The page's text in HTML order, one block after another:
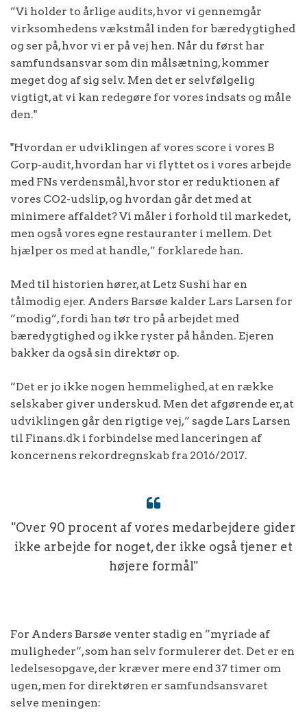
”Vi holder to årlige audits, hvor vi gennemgår
virksomhedens vækstmål inden for bæredygtighed
og ser på, hvor vi er på vej hen. Når du først har
samfundsansvar som din målsætning, kommer
meget dog af sig selv. Men det er selvfølgelig
vigtigt, at vi kan redegøre for vores indsats og måle
den."
"Hvordan er udviklingen af vores score i vores B
Corp-audit, hvordan har vi flyttet os i vores arbejde
med FNs verdensmål, hvor stor er reduktionen af
vores CO2-udslip, og hvordan går det med at
minimere affaldet? Vi måler i forhold til markedet,
men også vores egne restauranter i mellem. Det
hjælper os med at handle,” forklarede han.
Med til historien hører, at Letz Sushi har en
tålmodig ejer. Anders Barsøe kalder Lars Larsen for
”modig”, fordi han tør tro på arbejdet med
bæredygtighed og ikke ryster på hånden. Ejeren
bakker da også sin direktør op.
”Det er jo ikke nogen hemmelighed, at en række
selskaber giver underskud. Men det afgørende er, at
udviklingen går den rigtige vej,” sagde Lars Larsen
til Finans.dk i forbindelse med lanceringen af
koncernens rekordregnskab fra 2016/2017.
"Over 90 procent af vores medarbejdere gider
ikke arbejde for noget, der ikke også tjener et
højere formål"
For Anders Barsøe venter stadig en ”myriade af
muligheder”, som han selv formulerer det. Det er en
ledelsesopgave, der kræver mere end 37 timer om
ugen, men for direktøren er samfundsansvaret
selve meningen: